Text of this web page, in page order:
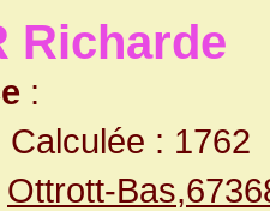
Richarde
:
Calculée : 1762
Ottrott-